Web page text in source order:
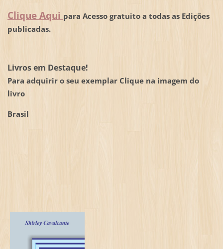
Clique Aqui para Acesso gratuito a todas as Edições
publicadas.
Livros em Destaque!
Para adquirir o seu exemplar Clique na imagem do
livro
Brasil